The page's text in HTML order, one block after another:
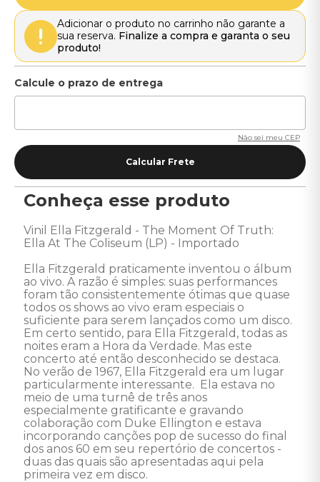
Adicionar o produto no carrinho não garante a
sua reserva. Finalize a compra e garanta o seu
produto!
Não sei meu CEP
Conheça esse produto
Vinil Ella Fitzgerald - The Moment Of Truth:
Ella At The Coliseum (LP) - Importado
Ella Fitzgerald praticamente inventou o álbum
ao vivo. A razão é simples: suas performances
foram tão consistentemente ótimas que quase
todos os shows ao vivo eram especiais o
suficiente para serem lançados como um disco.
Em certo sentido, para Ella Fitzgerald, todas as
noites eram a Hora da Verdade. Mas este
concerto até então desconhecido se destaca.
No verão de 1967, Ella Fitzgerald era um lugar
particularmente interessante.  Ela estava no
meio de uma turnê de três anos
especialmente gratificante e gravando
colaboração com Duke Ellington e estava
incorporando canções pop de sucesso do final
dos anos 60 em seu repertório de concertos -
duas das quais são apresentadas aqui pela
primeira vez em disco.